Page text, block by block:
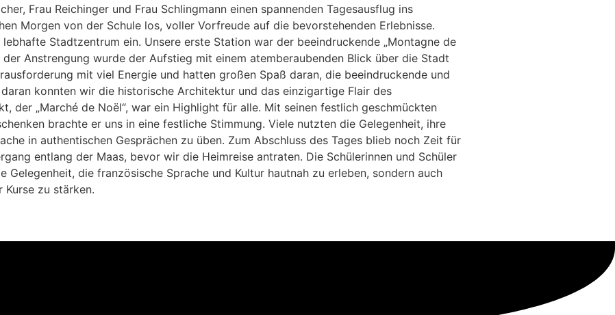
Frau Reichinger und Frau Schlingmann einen spannenden Tagesausflug ins
Morgen von der Schule los, voller Vorfreude auf die bevorstehenden Erlebnisse.
Stadtzentrum ein. Unsere erste Station war der beeindruckende „Montagne de
Anstrengung wurde der Aufstieg mit einem atemberaubenden Blick über die Stadt
mit viel Energie und hatten großen Spaß daran, die beeindruckende und
konnten wir die historische Architektur und das einzigartige Flair des
der „Marché de Noël“, war ein Highlight für alle. Mit seinen festlich geschmückten
brachte er uns in eine festliche Stimmung. Viele nutzten die Gelegenheit, ihre
in authentischen Gesprächen zu üben. Zum Abschluss des Tages blieb noch Zeit für
entlang der Maas, bevor wir die Heimreise antraten. Die Schülerinnen und Schüler
die französische Sprache und Kultur hautnah zu erleben, sondern auch
Kurse zu stärken.